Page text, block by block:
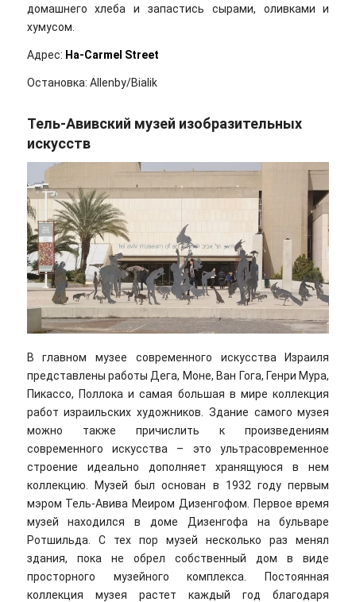
домашнего хлеба и запастись сырами, оливками и
хумусом.
Адрес: Ha-Carmel Street
Остановка: Allenby/Bialik
Тель-Авивский музей изобразительных
искусств
В главном музее современного искусства Израиля
представлены работы Дега, Моне, Ван Гога, Генри Мура,
Пикассо, Поллока и самая большая в мире коллекция
работ израильских художников. Здание самого музея
можно также причислить к произведениям
современного искусства – это ультрасовременное
строение идеально дополняет хранящуюся в нем
коллекцию. Музей был основан в 1932 году первым
мэром Тель-Авива Меиром Дизенгофом. Первое время
музей находился в доме Дизенгофа на бульваре
Ротшильда. С тех пор музей несколько раз менял
здания, пока не обрел собственный дом в виде
просторного музейного комплекса. Постоянная
коллекция музея растет каждый год благодаря